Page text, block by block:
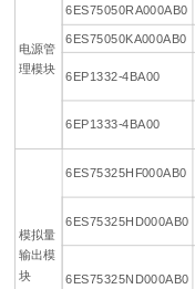
电源管
理模块
6ES75050RA000AB0
6ES75050KA000AB0
6EP1332-4BA00
6EP1333-4BA00
模拟量
输出模
块
6ES75325HF000AB0
6ES75325HD000AB0
6ES75325ND000AB0